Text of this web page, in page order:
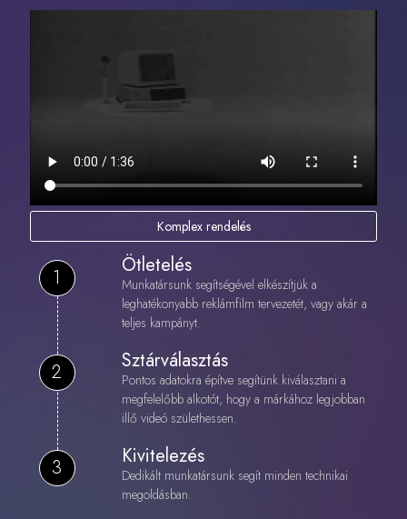
Komplex rendelés
1
2
3
Ötletelés
Munkatársunk segítségével elkészítjük a
leghatékonyabb reklámfilm tervezetét, vagy akár a
teljes kampányt.
Sztárválasztás
Pontos adatokra építve segítünk kiválasztani a
megfelelőbb alkotót, hogy a márkához legjobban
illő videó születhessen.
Kivitelezés
Dedikált munkatársunk segít minden technikai
megoldásban.